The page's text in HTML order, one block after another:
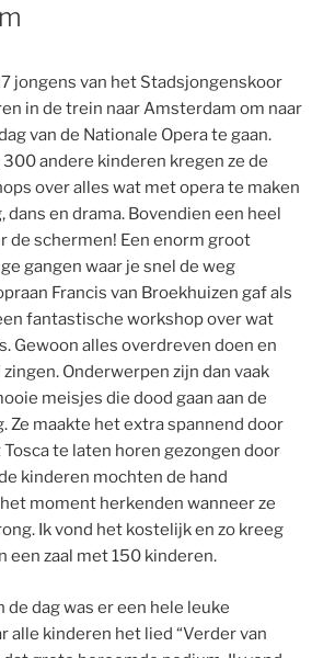
jongens van het Stadsjongenskoor
in de trein naar Amsterdam om naar
van de Nationale Opera te gaan.
andere kinderen kregen ze de
over alles wat met opera te maken
dans en drama. Bovendien een heel
de schermen! Een enorm groot
gangen waar je snel de weg
Francis van Broekhuizen gaf als
fantastische workshop over wat
Gewoon alles overdreven doen en
Onderwerpen zijn dan vaak
meisjes die dood gaan aan de
Ze maakte het extra spannend door
te laten horen gezongen door
kinderen mochten de hand
moment herkenden wanneer ze
Ik vond het kostelijk en zo kreeg
een zaal met 150 kinderen.
de dag was er een hele leuke
alle kinderen het lied “Verder van